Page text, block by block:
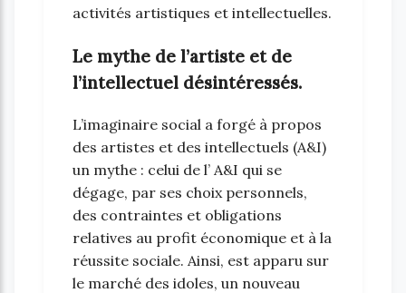
activités artistiques et intellectuelles.
Le mythe de l’artiste et de
l’intellectuel désintéressés.
L’imaginaire social a forgé à propos
des artistes et des intellectuels (A&I)
un mythe : celui de l’ A&I qui se
dégage, par ses choix personnels,
des contraintes et obligations
relatives au profit économique et à la
réussite sociale. Ainsi, est apparu sur
le marché des idoles, un nouveau